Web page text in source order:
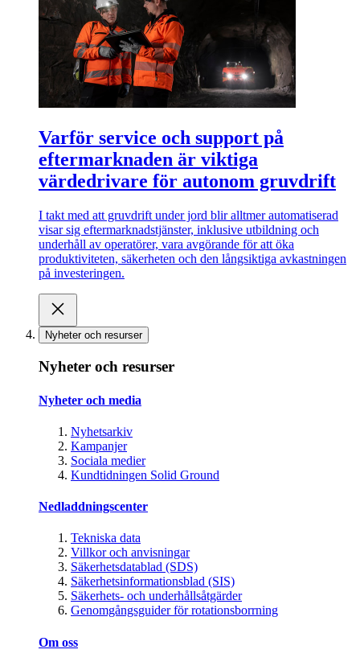
Varför service och support på
eftermarknaden är viktiga
värdedrivare för autonom gruvdrift
I takt med att gruvdrift under jord blir alltmer automatiserad
visar sig eftermarknadstjänster, inklusive utbildning och
underhåll av operatörer, vara avgörande för att öka
produktiviteten, säkerheten och den långsiktiga avkastningen
på investeringen.
Nyheter och resurser
Nyheter och resurser
Nyheter och media
Nyhetsarkiv
Kampanjer
Sociala medier
Kundtidningen Solid Ground
Nedladdningscenter
Tekniska data
Villkor och anvisningar
Säkerhetsdatablad (SDS)
Säkerhetsinformationsblad (SIS)
Säkerhets- och underhållsåtgärder
Genomgångsguider för rotationsborrning
Om oss